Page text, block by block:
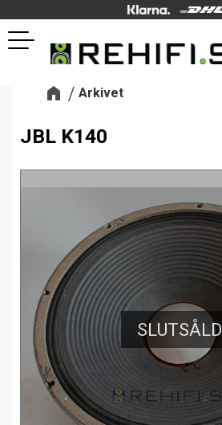
Meny
Arkivet
JBL K140
SLUTSÅLD